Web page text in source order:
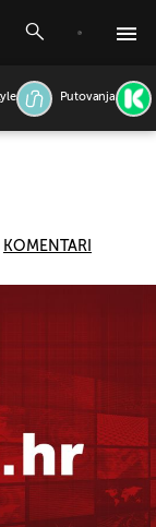
Putovanja
KOMENTARI